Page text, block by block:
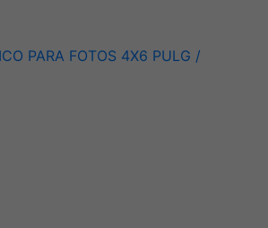
PARA FOTOS 4X6 PULG /